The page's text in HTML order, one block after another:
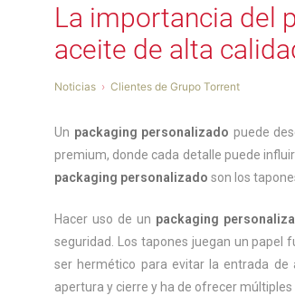
La importancia del
aceite de alta
Noticias Clientes de Grupo Torrent
Un packaging personalizado puede
premium, donde cada detalle puede
packaging personalizado son los
Hacer uso de un packaging
seguridad. Los tapones juegan un papel
ser hermético para evitar la entrada
apertura y cierre y ha de ofrecer múltiples